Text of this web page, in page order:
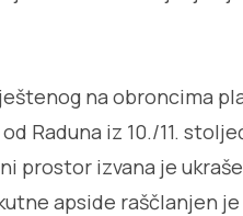
na obroncima
Raduna iz 10./11.
prostor izvana je
apside raščlanjen